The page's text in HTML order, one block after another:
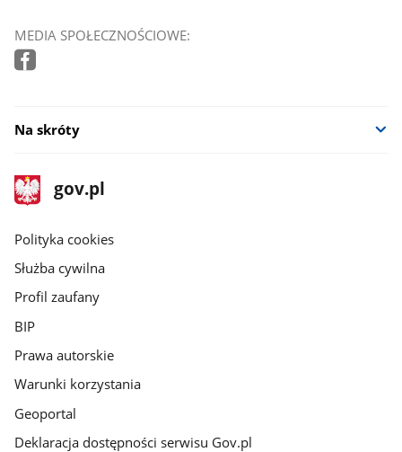
MEDIA SPOŁECZNOŚCIOWE:
Na skróty
stopka
gov.pl
Strona
gov.pl
gov.pl
Polityka cookies
Służba cywilna
Profil zaufany
BIP
Prawa autorskie
Warunki korzystania
Geoportal
Deklaracja dostępności serwisu Gov.pl